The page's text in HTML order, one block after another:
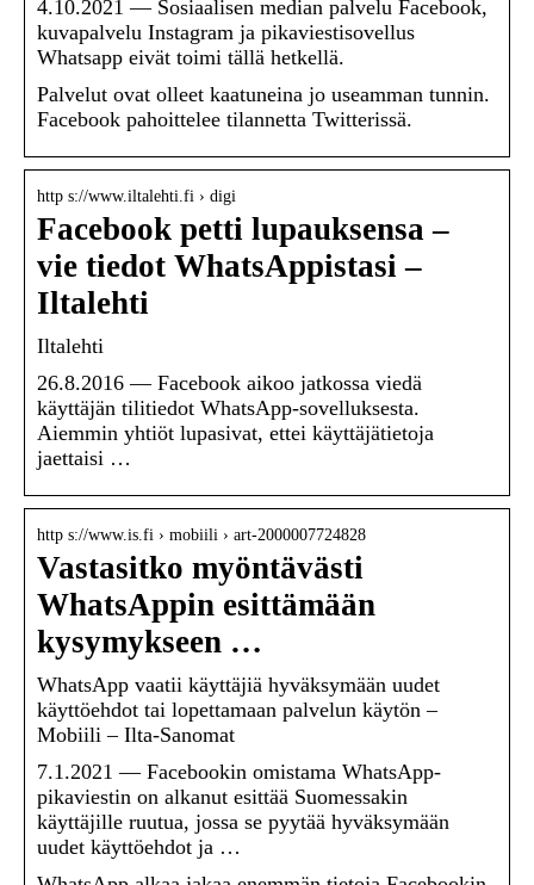
4.10.2021 — Sosiaalisen median palvelu Facebook,
kuvapalvelu Instagram ja pikaviestisovellus
Whatsapp eivät toimi tällä hetkellä.
Palvelut ovat olleet kaatuneina jo useamman tunnin.
Facebook pahoittelee tilannetta Twitterissä.
http s://www.iltalehti.fi › digi
Facebook petti lupauksensa –
vie tiedot WhatsAppistasi –
Iltalehti
Iltalehti
26.8.2016 — Facebook aikoo jatkossa viedä
käyttäjän tilitiedot WhatsApp-sovelluksesta.
Aiemmin yhtiöt lupasivat, ettei käyttäjätietoja
jaettaisi …
http s://www.is.fi › mobiili › art-2000007724828
Vastasitko myöntävästi
WhatsAppin esittämään
kysymykseen …
WhatsApp vaatii käyttäjiä hyväksymään uudet
käyttöehdot tai lopettamaan palvelun käytön –
Mobiili – Ilta-Sanomat
7.1.2021 — Facebookin omistama WhatsApp-
pikaviestin on alkanut esittää Suomessakin
käyttäjille ruutua, jossa se pyytää hyväksymään
uudet käyttöehdot ja …